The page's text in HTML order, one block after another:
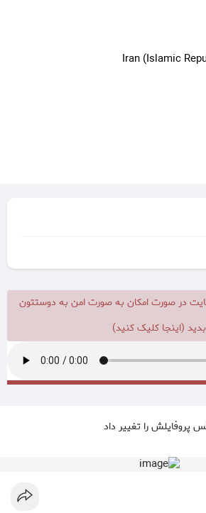
در صورت امکان به صورت امن به دوستتون
بدید (اینجا کلیک کنید)
پروفایلش را تغییر داد